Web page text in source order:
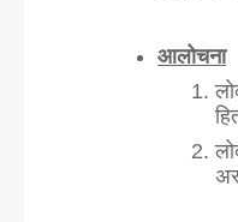
आलोचना